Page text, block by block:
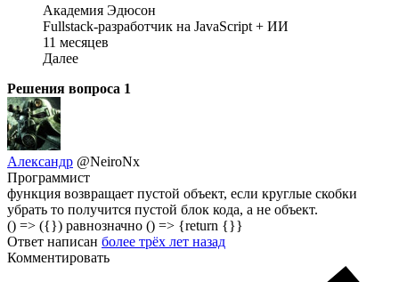
Академия Эдюсон
Fullstack-разработчик на JavaScript + ИИ
11 месяцев
Далее
Решения вопроса 1
Александр @NeiroNx
Программист
функция возвращает пустой объект, если круглые скобки
убрать то получится пустой блок кода, а не объект.
() => ({}) равнозначно () => {return {}}
Ответ написан более трёх лет назад
Комментировать